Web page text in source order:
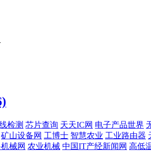
检测 芯片查询 天天IC网 电子产品世界
矿山设备网 工博士 智慧农业 工业路由器
械网 农业机械 中国IT产经新闻网 高低